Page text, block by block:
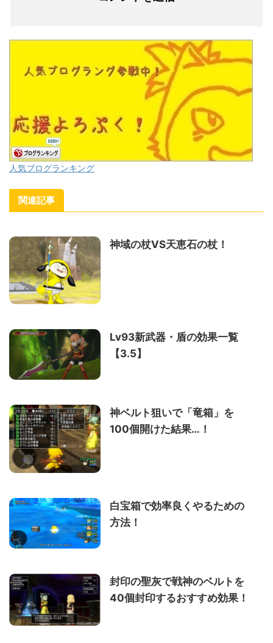
人気ブログランキング
関連記事
神域の杖VS天恵石の杖！
Lv93新武器・盾の効果一覧
【3.5】
神ベルト狙いで「竜箱」を
100個開けた結果…！
白宝箱で効率良くやるための
方法！
封印の聖灰で戦神のベルトを
40個封印するおすすめ効果！